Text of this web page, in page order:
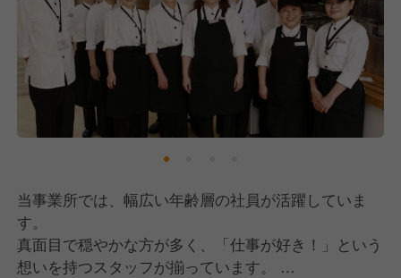
しかし、私たちは食事を提供するだけではなく、その
先にある「笑顔」や「生きる活力」を提供することに
あります。
これからもこの想いは忘れずに、たくさんの人たち
に“元気のもと”を届けてまいります！
そして現在は、私たちの想いに共感していただきなが
ら共に成長していける、新しい仲間の採用に注力中で
す！
当事業所では、幅広い年齢層の社員が活躍していま
す。
真面目で穏やかな方が多く、「仕事が好き！」という
想いを持つスタッフが揃っています。